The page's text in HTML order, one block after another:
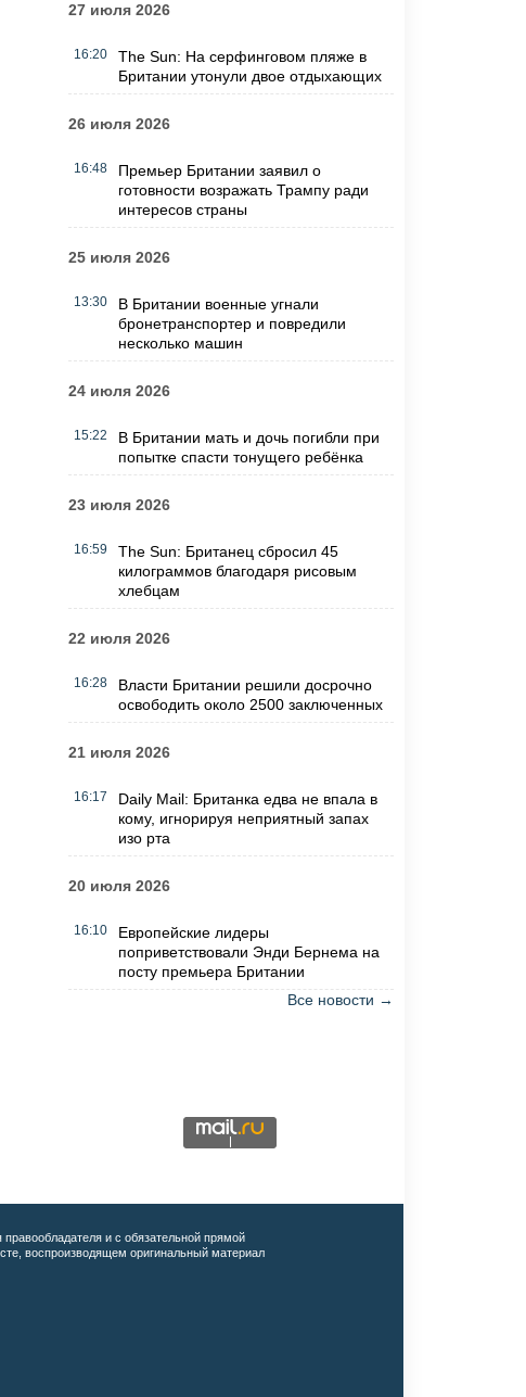
27 июля 2026
16:20
The Sun: На серфинговом пляже в
Британии утонули двое отдыхающих
26 июля 2026
16:48
Премьер Британии заявил о
готовности возражать Трампу ради
интересов страны
25 июля 2026
13:30
В Британии военные угнали
бронетранспортер и повредили
несколько машин
24 июля 2026
15:22
В Британии мать и дочь погибли при
попытке спасти тонущего ребёнка
23 июля 2026
16:59
The Sun: Британец сбросил 45
килограммов благодаря рисовым
хлебцам
22 июля 2026
16:28
Власти Британии решили досрочно
освободить около 2500 заключенных
21 июля 2026
16:17
Daily Mail: Британка едва не впала в
кому, игнорируя неприятный запах
изо рта
20 июля 2026
16:10
Европейские лидеры
поприветствовали Энди Бернема на
посту премьера Британии
Все новости →
и с обязательной прямой
воспроизводящем оригинальный материал